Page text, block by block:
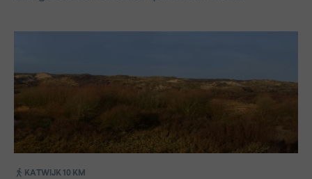
KATWIJK 10 KM